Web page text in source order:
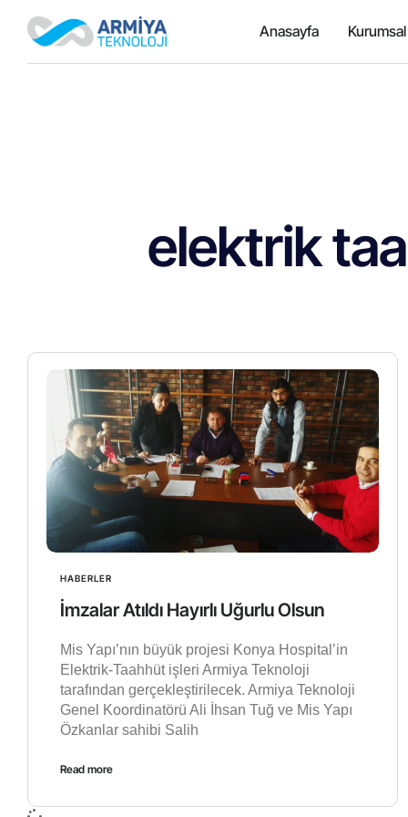
Anasayfa Kurumsal
elektrik
HABERLER
İmzalar Atıldı Hayırlı Uğurlu Olsun
Mis Yapı’nın büyük projesi Konya Hospital’in
Elektrik-Taahhüt işleri Armiya Teknoloji
tarafından gerçekleştirilecek. Armiya Teknoloji
Genel Koordinatörü Ali İhsan Tuğ ve Mis Yapı
Özkanlar sahibi Salih
Read more